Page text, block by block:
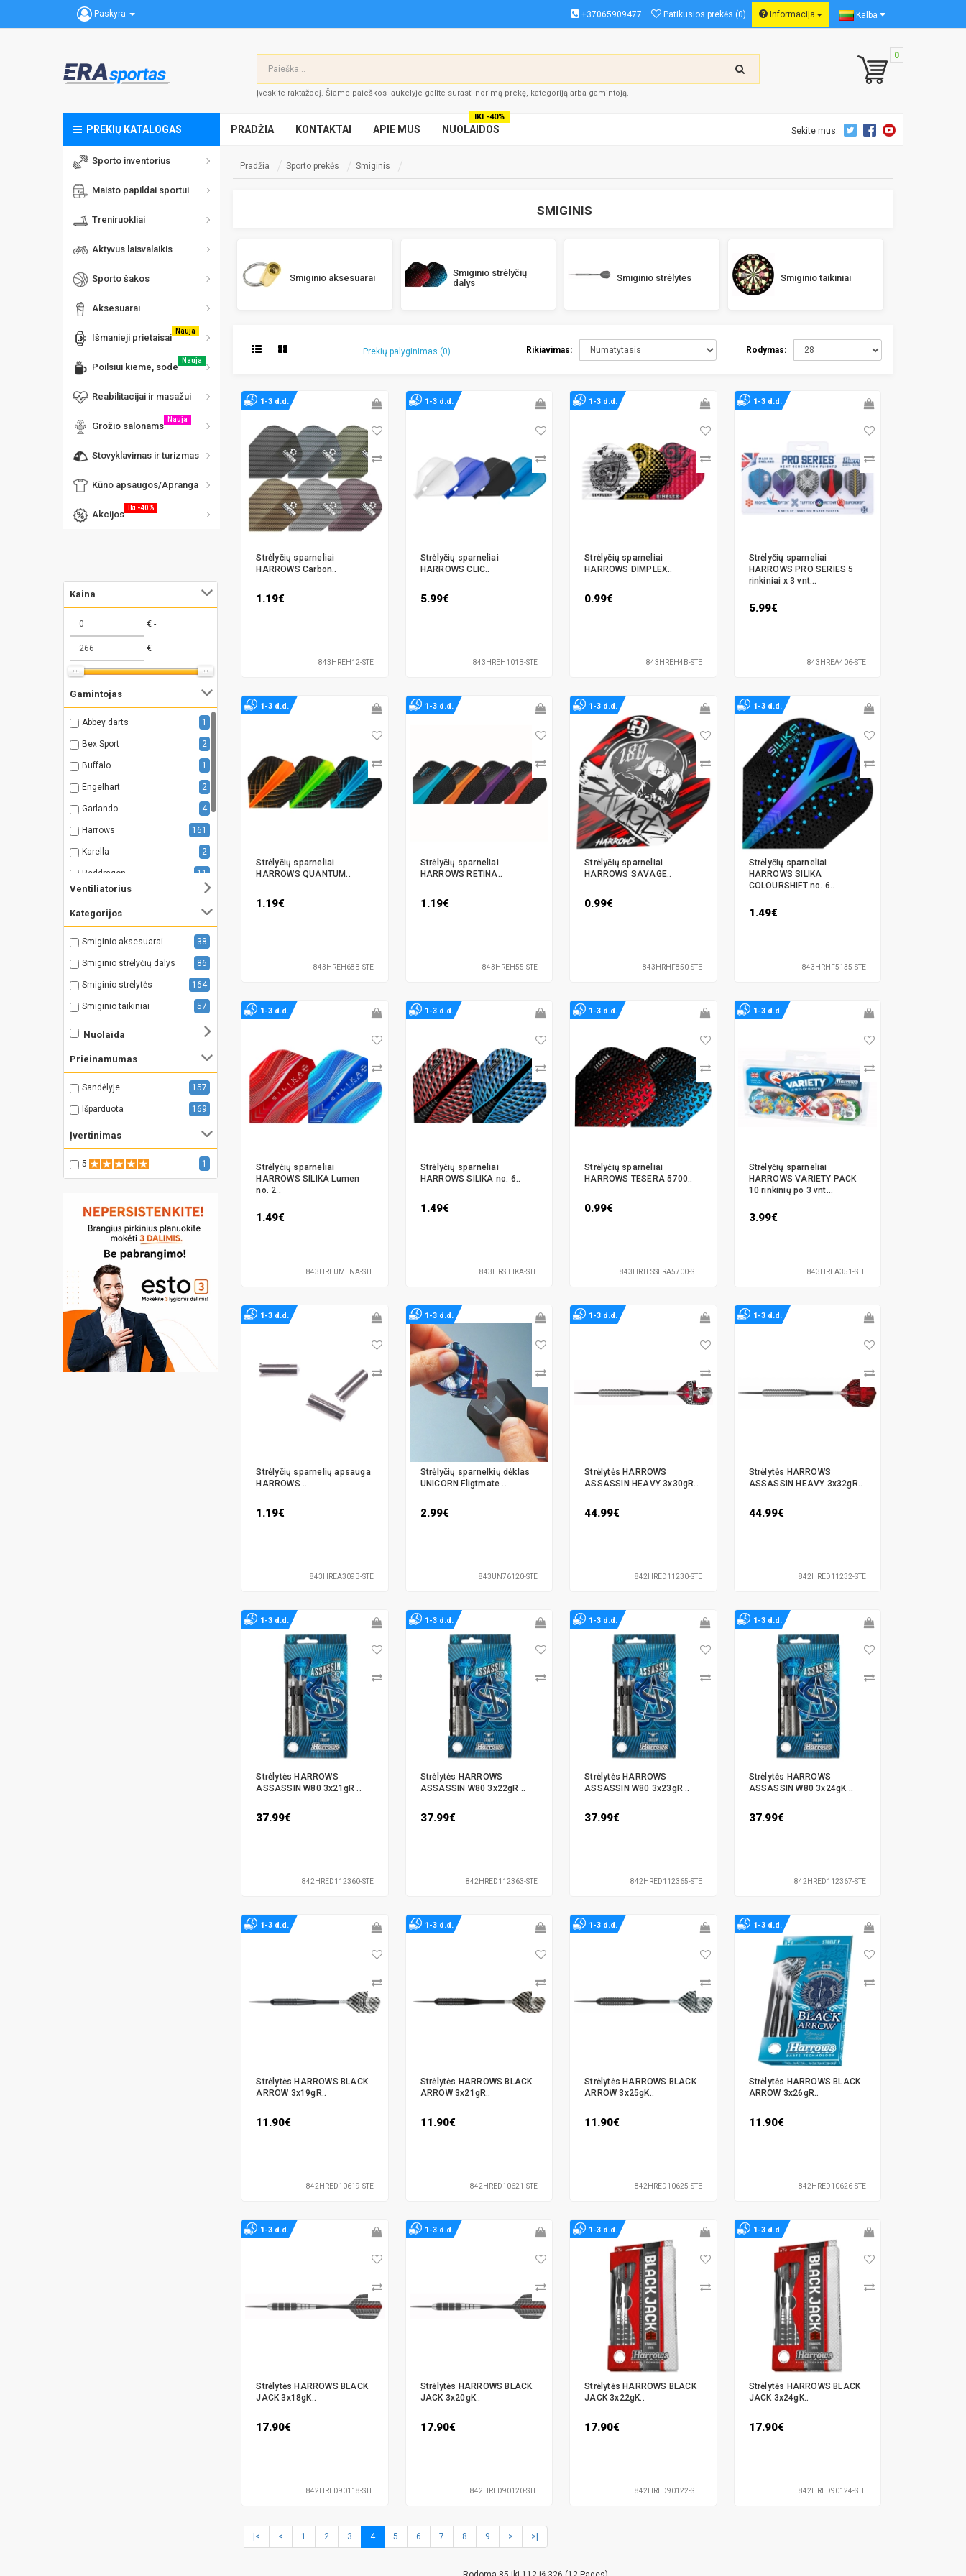
Paskyra +37065909477 Patikusios prekės (0) Informacija Kalba
Įveskite raktažodį. Šiame paieškos laukelyje galite surasti norimą prekę, kategoriją arba gamintoją.
0
PREKIŲ KATALOGAS
Sporto inventorius
Maisto papildai sportui
Treniruokliai
Aktyvus laisvalaikis
Sporto šakos
Aksesuarai
Išmanieji prietaisai
Nauja
Poilsiui kieme, sode
Nauja
Reabilitacijai ir masažui
Grožio salonams
Nauja
Stovyklavimas ir turizmas
Kūno apsaugos/Apranga
Akcijos
Iki -40%
PRADŽIA KONTAKTAI APIE MUS NUOLAIDOS
IKI -40%
Sekite mus:
Kaina
€ -
€
Gamintojas
Abbey darts 1
Bex Sport 2
Buffalo 1
Engelhart 2
Garlando 4
Harrows 161
Karella 2
Reddragon 11
UNICORN 56
Winmau 76
XQ Max 9
Insportline 1
Ventiliatorius
Kategorijos
Smiginio aksesuarai 38
Smiginio strėlyčių dalys 86
Smiginio strėlytės 164
Smiginio taikiniai 57
Nuolaida
Prieinamumas
Sandėlyje 157
Išparduota 169
Įvertinimas
5 1
Pradžia Sporto prekės Smiginis
SMIGINIS
Smiginio aksesuarai
Smiginio strėlyčių
dalys
Smiginio strėlytės Smiginio taikiniai
Prekių palyginimas (0) Rikiavimas: Rodymas:
Strėlyčių sparneliai
HARROWS Carbon..
1.19€
843HREH12-STE
1-3 d.d.
Strėlyčių sparneliai
HARROWS CLIC..
5.99€
843HREH101B-STE
1-3 d.d.
Strėlyčių sparneliai
HARROWS DIMPLEX..
0.99€
843HREH4B-STE
1-3 d.d.
Strėlyčių sparneliai
HARROWS PRO SERIES 5
rinkiniai x 3 vnt...
5.99€
843HREA406-STE
1-3 d.d.
Strėlyčių sparneliai
HARROWS QUANTUM..
1.19€
843HREH68B-STE
1-3 d.d.
Strėlyčių sparneliai
HARROWS RETINA..
1.19€
843HREH55-STE
1-3 d.d.
Strėlyčių sparneliai
HARROWS SAVAGE..
0.99€
843HRHF850-STE
1-3 d.d.
Strėlyčių sparneliai
HARROWS SILIKA
COLOURSHIFT no. 6..
1.49€
843HRHF5135-STE
1-3 d.d.
Strėlyčių sparneliai
HARROWS SILIKA Lumen
no. 2..
1.49€
843HRLUMENA-STE
1-3 d.d.
Strėlyčių sparneliai
HARROWS SILIKA no. 6..
1.49€
843HRSILIKA-STE
1-3 d.d.
Strėlyčių sparneliai
HARROWS TESERA 5700..
0.99€
843HRTESSERA5700-STE
1-3 d.d.
Strėlyčių sparneliai
HARROWS VARIETY PACK
10 rinkinių po 3 vnt...
3.99€
843HREA351-STE
1-3 d.d.
Strėlyčių sparnelių apsauga
HARROWS ..
1.19€
843HREA309B-STE
1-3 d.d.
Strėlyčių sparnelkių dėklas
UNICORN Fligtmate ..
2.99€
843UN76120-STE
1-3 d.d.
Strėlytės HARROWS
ASSASSIN HEAVY 3x30gR..
44.99€
842HRED11230-STE
1-3 d.d.
Strėlytės HARROWS
ASSASSIN HEAVY 3x32gR..
44.99€
842HRED11232-STE
1-3 d.d.
Strėlytės HARROWS
ASSASSIN W80 3x21gR ..
37.99€
842HRED112360-STE
1-3 d.d.
Strėlytės HARROWS
ASSASSIN W80 3x22gR ..
37.99€
842HRED112363-STE
1-3 d.d.
Strėlytės HARROWS
ASSASSIN W80 3x23gR ..
37.99€
842HRED112365-STE
1-3 d.d.
Strėlytės HARROWS
ASSASSIN W80 3x24gK ..
37.99€
842HRED112367-STE
1-3 d.d.
Strėlytės HARROWS BLACK
ARROW 3x19gR..
11.90€
842HRED10619-STE
1-3 d.d.
Strėlytės HARROWS BLACK
ARROW 3x21gR..
11.90€
842HRED10621-STE
1-3 d.d.
Strėlytės HARROWS BLACK
ARROW 3x25gK..
11.90€
842HRED10625-STE
1-3 d.d.
Strėlytės HARROWS BLACK
ARROW 3x26gR..
11.90€
842HRED10626-STE
1-3 d.d.
Strėlytės HARROWS BLACK
JACK 3x18gK..
17.90€
842HRED90118-STE
1-3 d.d.
Strėlytės HARROWS BLACK
JACK 3x20gK..
17.90€
842HRED90120-STE
1-3 d.d.
Strėlytės HARROWS BLACK
JACK 3x22gK..
17.90€
842HRED90122-STE
1-3 d.d.
Strėlytės HARROWS BLACK
JACK 3x24gK..
17.90€
842HRED90124-STE
1-3 d.d.
|< < 1 2 3 4 5 6 7 8 9 > >|